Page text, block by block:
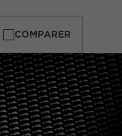
COMPARER